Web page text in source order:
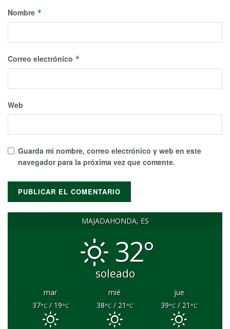
Nombre *
Correo electrónico *
Web
Guarda mi nombre, correo electrónico y web en este
navegador para la próxima vez que comente.
MAJADAHONDA, ES
32°
soleado
mar mié
jue
37°C/ 19°C 38°C/ 21 °C 39°C/ 21 °C